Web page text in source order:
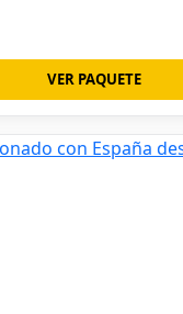
VER PAQUETE